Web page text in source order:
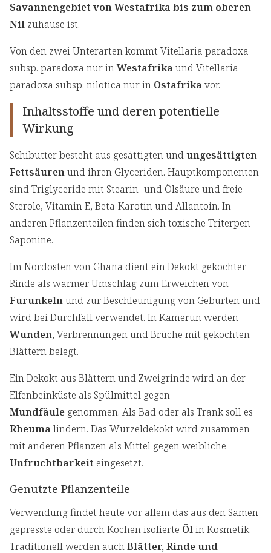
Savannengebiet von Westafrika bis zum oberen
Nil zuhause ist.
Von den zwei Unterarten kommt Vitellaria paradoxa
subsp. paradoxa nur inWestafrika und Vitellaria
paradoxa subsp. nilotica nur in Ostafrika vor.
Inhaltsstoffe und deren potentielle
Wirkung
Schibutter besteht aus gesättigten undungesättigten
Fettsäurenund ihren Glyceriden. Hauptkomponenten
sind Triglyceride mit Stearin- und Ölsäure und freie
Sterole, Vitamin E, Beta-Karotin und Allantoin. In
anderen Pflanzenteilen finden sich toxische Triterpen-
Saponine.
Im Nordosten von Ghana dient ein Dekokt gekochter
Rinde als warmer Umschlag zum Erweichen von
Furunkelnund zur Beschleunigung von Geburten und
wird bei Durchfall verwendet. In Kamerun werden
Wunden, Verbrennungen und Brüche mit gekochten
Blättern belegt.
Ein Dekokt aus Blättern und Zweigrinde wird an der
Elfenbeinküste als Spülmittel gegen
Mundfäule genommen. Als Bad oder als Trank soll es
Rheuma lindern. Das Wurzeldekokt wird zusammen
mit anderen Pflanzen als Mittel gegen weibliche
Unfruchtbarkeit eingesetzt.
Genutzte Pflanzenteile
Verwendung findet heute vor allem das aus den Samen
gepresste oder durch Kochen isolierte Ölin Kosmetik.
Traditionell werden auchBlätter, Rinde und